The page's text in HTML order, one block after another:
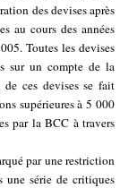
des devises après
au cours des années
Toutes les devises
sur un compte de la
ces devises se fait
supérieures à 5 000
par la BCC à travers
par une restriction
une série de critiques